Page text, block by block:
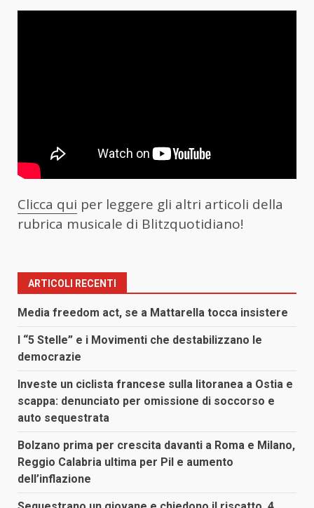
Clicca qui per leggere gli altri articoli della
rubrica musicale di Blitzquotidiano!
ARTICOLI RECENTI
Media freedom act, se a Mattarella tocca insistere
I “5 Stelle” e i Movimenti che destabilizzano le
democrazie
Investe un ciclista francese sulla litoranea a Ostia e
scappa: denunciato per omissione di soccorso e
auto sequestrata
Bolzano prima per crescita davanti a Roma e Milano,
Reggio Calabria ultima per Pil e aumento
dell’inflazione